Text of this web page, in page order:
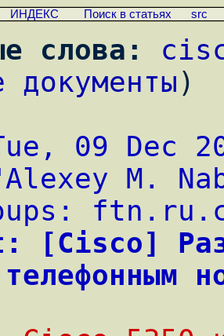
ИНДЕКС Поиск в статьях src
слова:
документы)
09 Dec
M.
[Cisco]